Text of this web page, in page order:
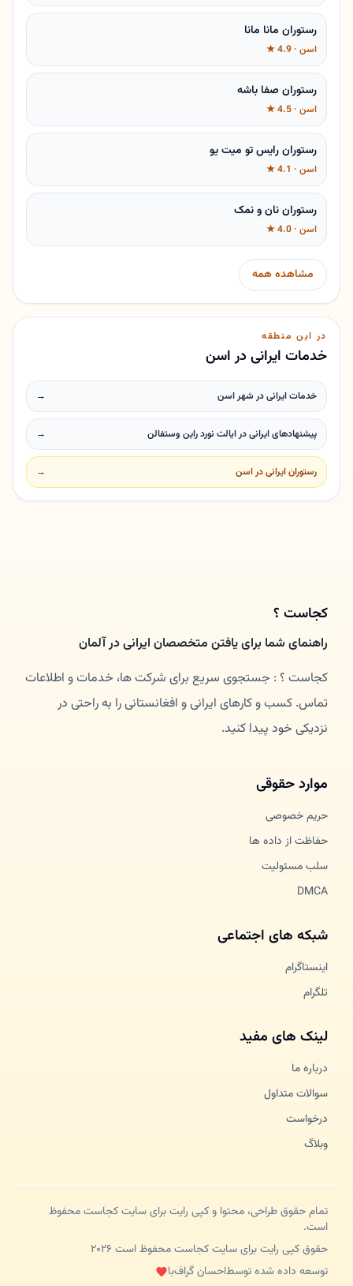
رستوران مانا مانا
اسن · 4.9 ★
رستوران صفا باشه
اسن · 4.5 ★
رستوران رایس تو میت یو
اسن · 4.1 ★
رستوران نان و نمک
اسن · 4.0 ★
مشاهده همه
در این منطقه
خدمات ایرانی در اسن
خدمات ایرانی در شهر اسن →
پیشنهادهای ایرانی در ایالت نورد راین وستفالن →
رستوران ایرانی در اسن →
کجاست ؟
راهنمای شما برای یافتن متخصصان ایرانی در آلمان
کجاست ؟ : جستجوی سریع برای شرکت ها، خدمات و اطلاعات
تماس. کسب و کارهای ایرانی و افغانستانی را به راحتی در
نزدیکی خود پیدا کنید.
موارد حقوقی
حریم خصوصی
حفاظت از داده ها
سلب مسئولیت
DMCA
شبکه های اجتماعی
اینستاگرام
تلگرام
لینک های مفید
درباره ما
سوالات متداول
درخواست
وبلاگ
تمام حقوق طراحی، محتوا و کپی رایت برای سایت کجاست محفوظ
است.
حقوق کپی رایت برای سایت کجاست محفوظ است ۲۰۲۶
توسعه داده شده توسطاحسان گرافبا